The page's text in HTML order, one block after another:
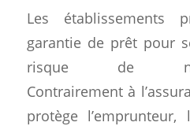
Les établissements
garantie de prêt pour
risque de non-
Contrairement à
protège